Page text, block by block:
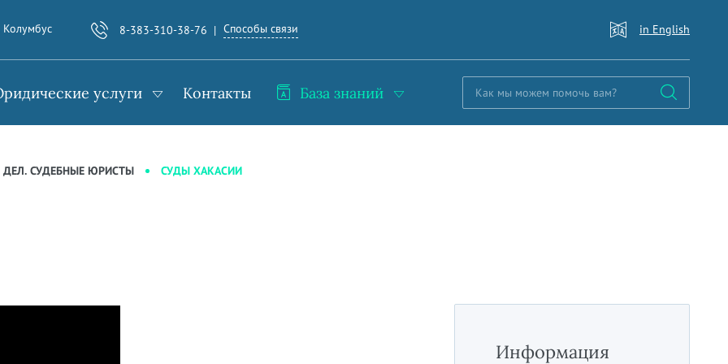
Колумбус 8-383-310-38-76 Способы связи in English
услуги Контакты База знаний
ДЕЛ. СУДЕБНЫЕ ЮРИСТЫ СУДЫ ХАКАСИИ
Информация